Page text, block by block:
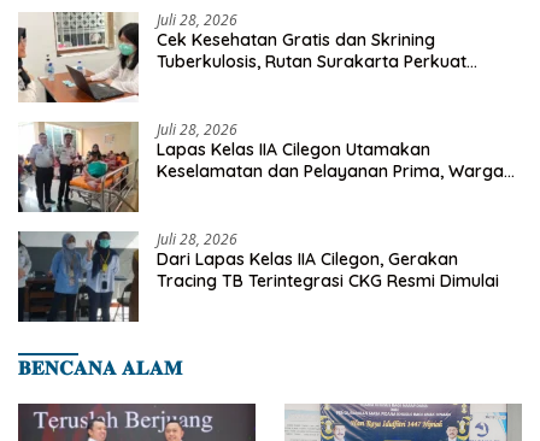
Juli 28, 2026
Cek Kesehatan Gratis dan Skrining
Tuberkulosis, Rutan Surakarta Perkuat
Juli 28, 2026
Lapas Kelas IIA Cilegon Utamakan
Keselamatan dan Pelayanan Prima, Warga
Juli 28, 2026
Dari Lapas Kelas IIA Cilegon, Gerakan
Tracing TB Terintegrasi CKG Resmi Dimulai
𝐁𝐄𝐍𝐂𝐀𝐍𝐀 𝐀𝐋𝐀𝐌